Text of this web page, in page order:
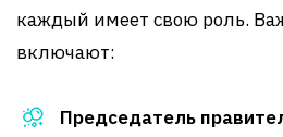
каждый имеет свою роль.
включают:
Председатель